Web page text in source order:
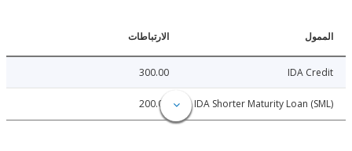
الارتباطات
IDA
IDA Shorter Maturity Loan
200.00